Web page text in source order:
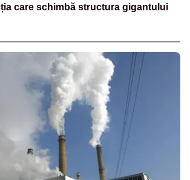
care schimbă structura gigantului